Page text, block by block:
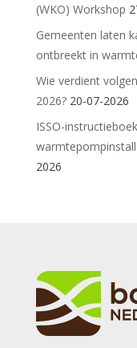
(WKO) Workshop
Gemeenten laten
ontbreekt in
Wie verdient
2026? 20-07-2026
ISSO-
2026